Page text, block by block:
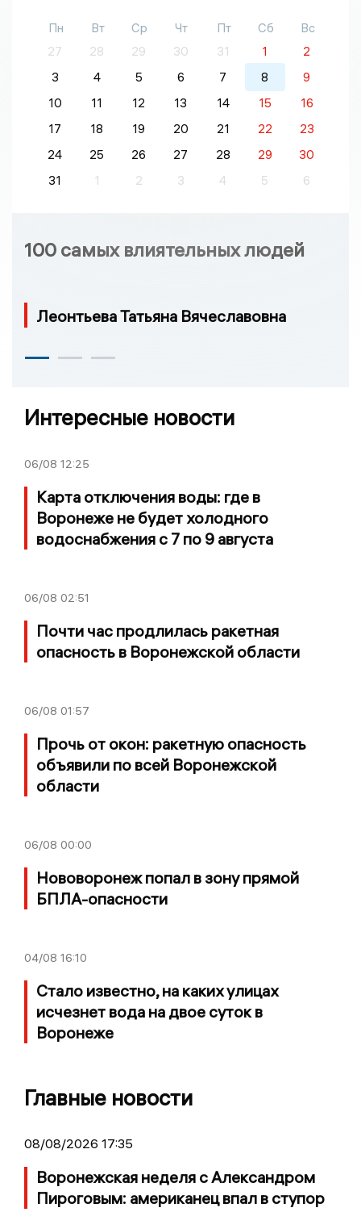
Пн Вт Ср Чт Пт Сб
Вс
27
28 29 30 31 1
2
3
4 5 6 7 8
9
10
11 12 13 14 15
16
17
18 19 20 21 22
23
24
25 26 27 28 29
30
31
1 2 3 4 5 6
100 самых влиятельных людей
Леонтьева Татьяна Вячеславовна
Интересные новости
06/08 12:25
Карта отключения воды: где в
Воронеже не будет холодного
водоснабжения с 7 по 9 августа
06/08 02:51
Почти час продлилась ракетная
опасность в Воронежской области
06/08 01:57
Прочь от окон: ракетную опасность
объявили по всей Воронежской
области
06/08 00:00
Нововоронеж попал в зону прямой
БПЛА-опасности
04/08 16:10
Стало известно, на каких улицах
исчезнет вода на двое суток в
Воронеже
Главные новости
08/08/2026 17:35
Воронежская неделя с Александром
Пироговым: американец впал в ступор